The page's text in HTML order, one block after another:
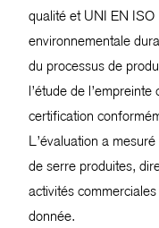
qualité et UNI EN
environnementale
du processus de
l’étude de
certification
L’évaluation a
de serre produites,
activités
donnée.